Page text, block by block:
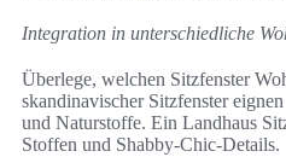
Integration in unterschiedliche
Überlege, welchen Sitzfenster
skandinavischer Sitzfenster
und Naturstoffe. Ein Landhaus
Stoffen und Shabby-Chic-Details.